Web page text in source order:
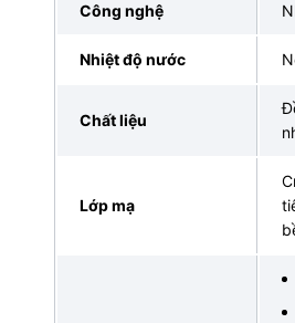
Công nghệ
Nhiệt độ nước
Chất liệu
Lớp mạ